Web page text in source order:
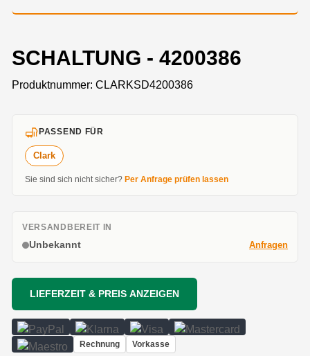
SCHALTUNG - 4200386
Produktnummer: CLARKSD4200386
PASSEND FÜR
Clark
Sie sind sich nicht sicher? Per Anfrage prüfen lassen
VERSANDBEREIT IN
Unbekannt Anfragen
LIEFERZEIT & PREIS ANZEIGEN
Rechnung Vorkasse